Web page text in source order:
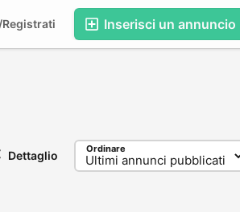
Inserisci un annuncio
Dettaglio Ordinare